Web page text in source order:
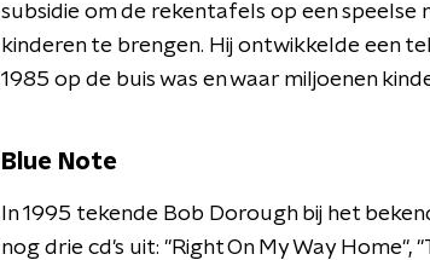
subsidie om de rekentafels op een speelse
kinderen te brengen. Hij ontwikkelde een
1985 op de buis was en waar miljoenen
Blue Note
In 1995 tekende Bob Dorough bij het
nog drie cd's uit: "Right On My Way Home",